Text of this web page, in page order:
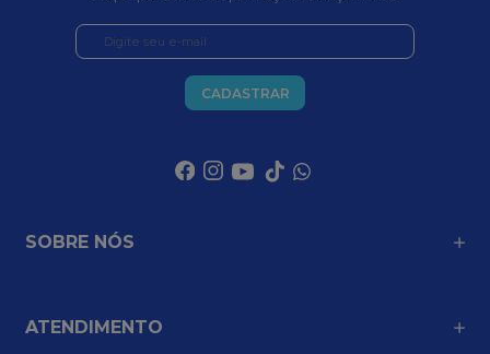
CADASTRAR
SOBRE NÓS
ATENDIMENTO